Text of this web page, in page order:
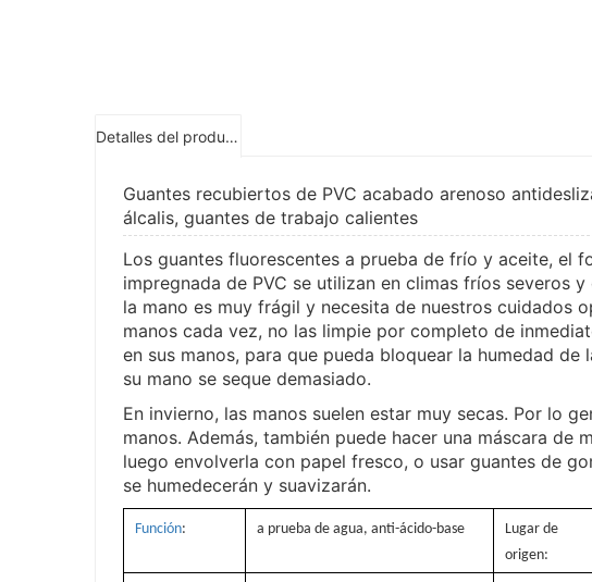
Detalles del producto
Guantes recubiertos de PVC acabado arenoso
álcalis, guantes de trabajo calientes
Los guantes fluorescentes a prueba de frío y aceite, el
impregnada de PVC se utilizan en climas fríos severos
la mano es muy frágil y necesita de nuestros cuidados
manos cada vez, no las limpie por completo de
en sus manos, para que pueda bloquear la humedad
su mano se seque demasiado.
En invierno, las manos suelen estar muy secas. Por lo
manos. Además, también puede hacer una máscara de
luego envolverla con papel fresco, o usar guantes de
se humedecerán y suavizarán.
Función: a prueba de agua, anti-ácido-base
Lugar de
origen: